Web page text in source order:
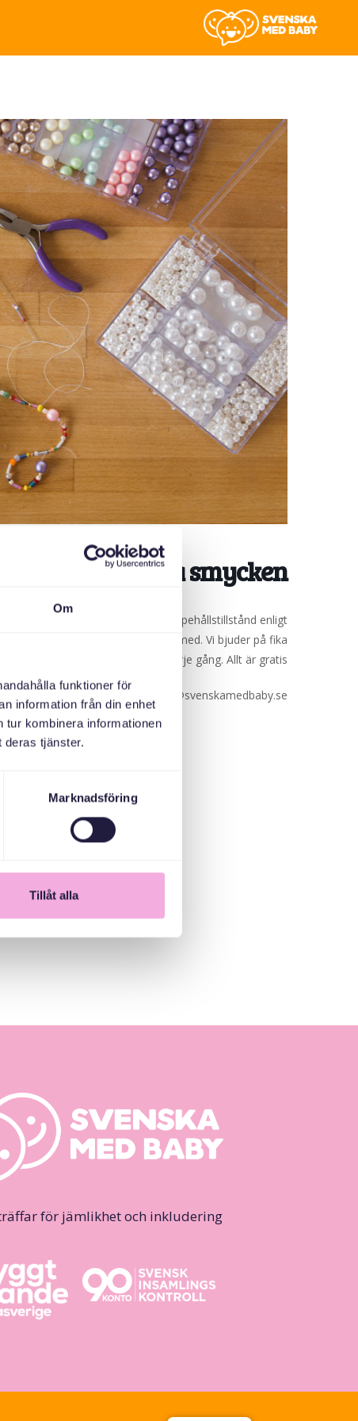
Om
funktioner för
information från din enhet
kombinera informationen
deras tjänster.
Marknadsföring
Tillåt alla
Tillverka smycken
som är i Sverige med uppehållstillstånd enligt
svenska. Barn får självklart vara med. Vi bjuder på fika
varje gång. Allt är gratis!
070-024 7604 eller mejla: olga@svenskamedbaby.se
för jämlikhet och inkludering.